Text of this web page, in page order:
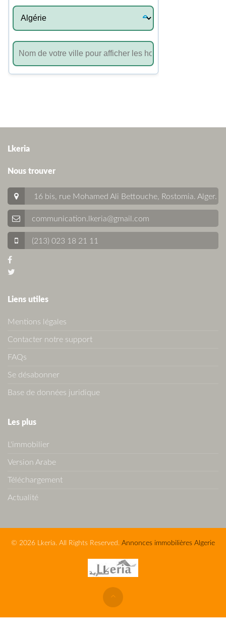
Lkeria
Nous trouver
16 bis, rue Mohamed Ali Bettouche, Rostomia. Alger.
communication.lkeria@gmail.com
(213) 023 18 21 11
Liens utiles
Mentions légales
Contacter notre support
FAQs
Se désabonner
Base de données juridique
Les plus
L'immobilier
Version Arabe
Téléchargement
Actualité
© 2026 Lkeria. All Rights Reserved. Annonces immobilières Algerie